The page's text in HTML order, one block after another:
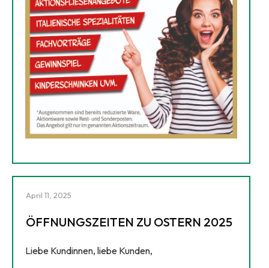
April 11, 2025
ÖFFNUNGSZEITEN ZU OSTERN 2025
Liebe Kundinnen, liebe Kunden,